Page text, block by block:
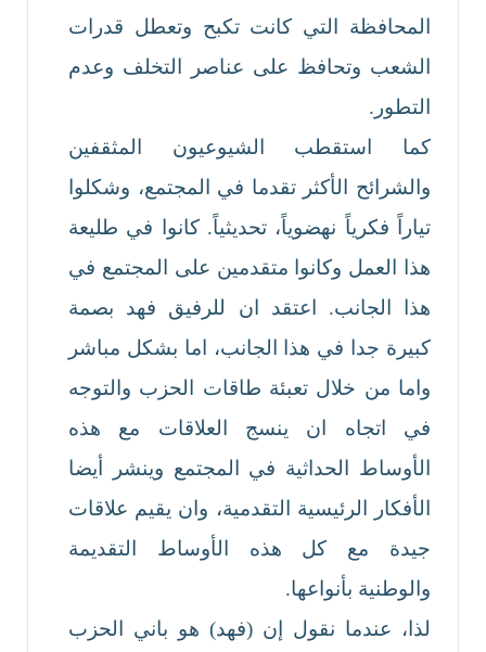
المحافظة التي كانت تكبح وتعطل قدرات
الشعب وتحافظ على عناصر التخلف وعدم
التطور.
كما استقطب الشيوعيون المثقفين
والشرائح الأكثر تقدما في المجتمع، وشكلوا
تياراً فكرياً نهضوياً، تحديثياً. كانوا في طليعة
هذا العمل وكانوا متقدمين على المجتمع في
هذا الجانب. اعتقد ان للرفيق فهد بصمة
كبيرة جدا في هذا الجانب، اما بشكل مباشر
واما من خلال تعبئة طاقات الحزب والتوجه
في اتجاه ان ينسج العلاقات مع هذه
الأوساط الحداثية في المجتمع وينشر أيضا
الأفكار الرئيسية التقدمية، وان يقيم علاقات
جيدة مع كل هذه الأوساط التقديمة
والوطنية بأنواعها.
لذا، عندما نقول إن (فهد) هو باني الحزب